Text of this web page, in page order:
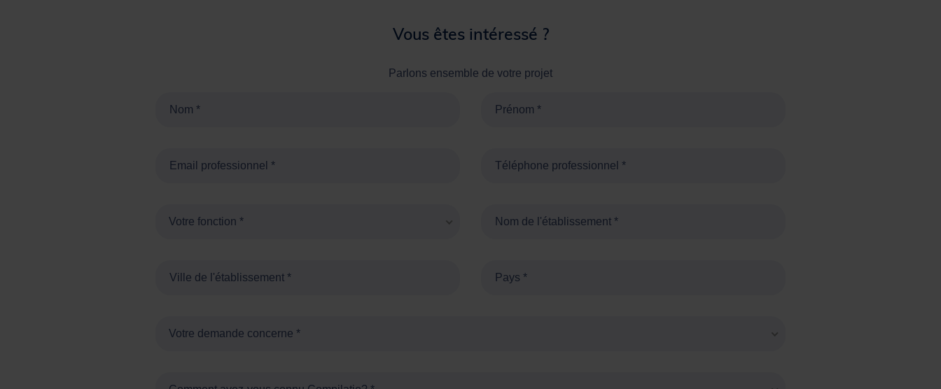
Vous êtes intéressé ?
Parlons ensemble de votre projet
Votre fonction *
Votre demande concerne *